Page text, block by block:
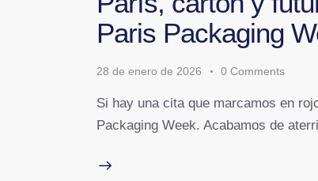
Paris Packaging
28 de enero de 2026 0 Comments
Si hay una cita que marcamos en
Packaging Week. Acabamos de